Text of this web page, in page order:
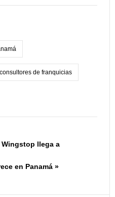
consultores de franquicias
llega a
en Panamá »